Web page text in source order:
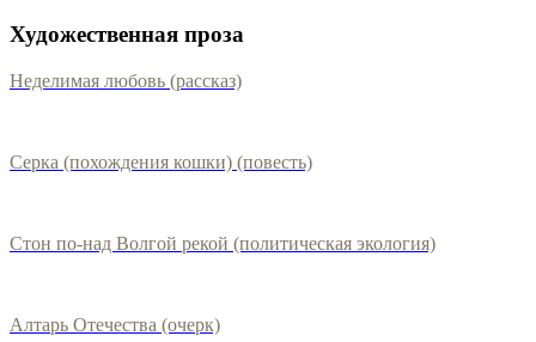
Художественная проза
Неделимая любовь (рассказ)
Серка (похождения кошки) (повесть)
Стон по-над Волгой рекой (политическая экология)
Алтарь Отечества (очерк)